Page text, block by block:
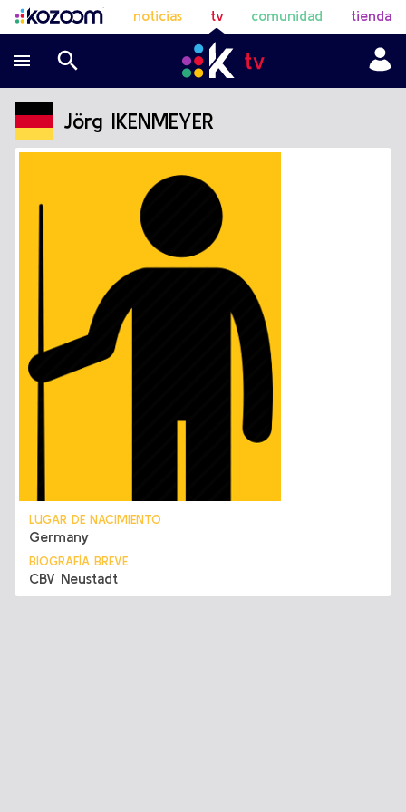
noticias tv comunidad tienda
Jörg IKENMEYER
LUGAR DE NACIMIENTO
Germany
BIOGRAFÍA BREVE
CBV Neustadt